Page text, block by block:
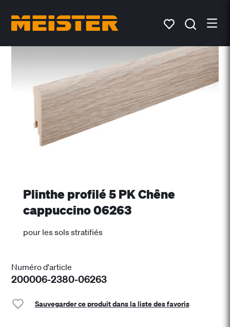
Plinthe profilé 5 PK Chêne
cappuccino 06263
pour les sols stratifiés
Numéro d'article
200006-2380-06263
Sauvegarder ce produit dans la liste des favoris